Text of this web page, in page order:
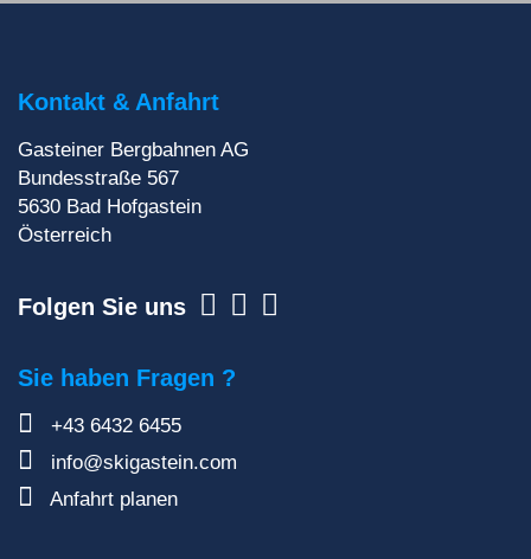
Postfach!
Zur Newsletteranmeldung
Kontakt & Anfahrt
Gasteiner Bergbahnen AG
Bundesstraße 567
5630 Bad Hofgastein
Österreich
Folgen Sie uns
Sie haben Fragen ?
+43 6432 6455
info@skigastein.com
Anfahrt planen